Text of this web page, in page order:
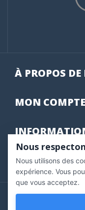
À PROPOS DE
MON COMPTE
Marchand approuvé
pour vérifier .
Copyright ©
Nous
Nous utilisons des
expérience. Vous
que vous acceptez.